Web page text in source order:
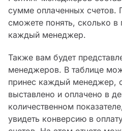
сумме оплаченных
сможете понять, сколько в
каждый менеджер.
Также вам будет
менеджеров. В таблице
принес каждый менеджер,
выставлено и оплачено в
количественном
увидеть конверсию в